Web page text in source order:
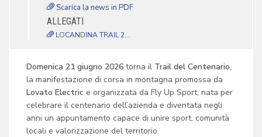
Scarica la news in PDF
ALLEGATI
LOCANDINA TRAIL 2...
Domenica 21 giugno 2026 torna il Trail del Centenario,
la manifestazione di corsa in montagna promossa da
Lovato Electric e organizzata da Fly Up Sport, nata per
celebrare il centenario dell’azienda e diventata negli
anni un appuntamento capace di unire sport, comunità
locali e valorizzazione del territorio.